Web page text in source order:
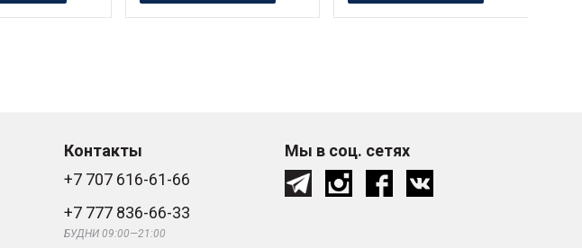
Контакты
+7 707 616-61-66
+7 777 836-66-33
БУДНИ 09:00—21:00
Мы в соц. сетях